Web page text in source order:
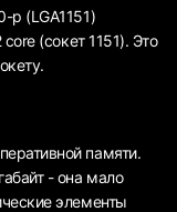
p (LGA1151)
(сокет 1151). Это
памяти.
- она мало
элементы